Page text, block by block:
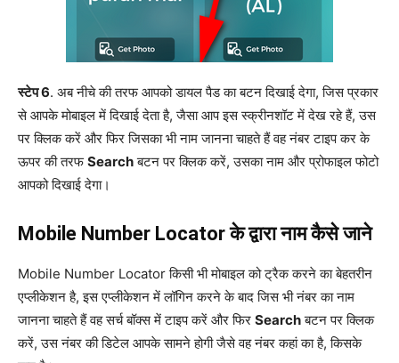
स्टेप 6. अब नीचे की तरफ आपको डायल पैड का बटन दिखाई देगा, जिस प्रकार
से आपके मोबाइल में दिखाई देता है, जैसा आप इस स्क्रीनशॉट में देख रहे हैं, उस
पर क्लिक करें और फिर जिसका भी नाम जानना चाहते हैं वह नंबर टाइप कर के
ऊपर की तरफSearchबटन पर क्लिक करें, उसका नाम और प्रोफाइल फोटो
आपको दिखाई देगा।
Mobile Number Locator के द्वारा नाम कैसे जाने
Mobile Number Locator किसी भी मोबाइल को ट्रैक करने का बेहतरीन
एप्लीकेशन है, इस एप्लीकेशन में लॉगिन करने के बाद जिस भी नंबर का नाम
जानना चाहते हैं वह सर्च बॉक्स में टाइप करें और फिर Searchबटन पर क्लिक
करें, उस नंबर की डिटेल आपके सामने होगी जैसे वह नंबर कहां का है, किसके